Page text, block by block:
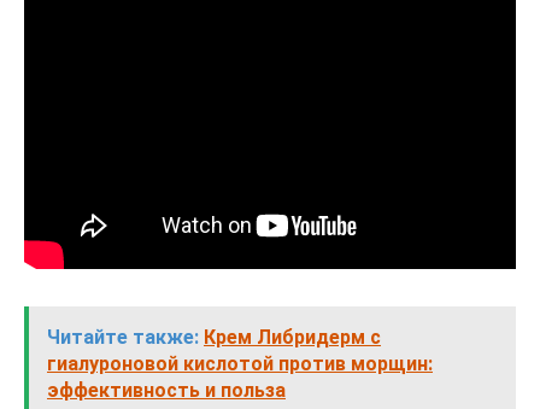
Читайте также: Крем Либридерм с
гиалуроновой кислотой против морщин:
эффективность и польза